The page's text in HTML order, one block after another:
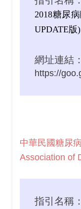
2018糖尿
UPDATE版)
網址連結：
https://
中華民國糖尿
Association of
指引名稱：